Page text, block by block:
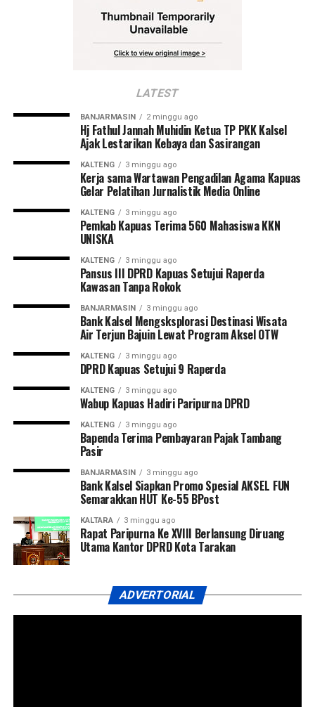
LATEST
BANJARMASIN 2 minggu ago
Hj Fathul Jannah Muhidin Ketua TP PKK Kalsel
Ajak Lestarikan Kebaya dan Sasirangan
KALTENG 3 minggu ago
Kerja sama Wartawan Pengadilan Agama Kapuas
Gelar Pelatihan Jurnalistik Media Online
KALTENG 3 minggu ago
Pemkab Kapuas Terima 560 Mahasiswa KKN
UNISKA
KALTENG 3 minggu ago
Pansus III DPRD Kapuas Setujui Raperda
Kawasan Tanpa Rokok
BANJARMASIN 3 minggu ago
Bank Kalsel Mengsksplorasi Destinasi Wisata
Air Terjun Bajuin Lewat Program Aksel OTW
KALTENG 3 minggu ago
DPRD Kapuas Setujui 9 Raperda
KALTENG 3 minggu ago
Wabup Kapuas Hadiri Paripurna DPRD
KALTENG 3 minggu ago
Bapenda Terima Pembayaran Pajak Tambang
Pasir
BANJARMASIN 3 minggu ago
Bank Kalsel Siapkan Promo Spesial AKSEL FUN
Semarakkan HUT Ke-55 BPost
KALTARA 3 minggu ago
Rapat Paripurna Ke XVIII Berlansung Diruang
Utama Kantor DPRD Kota Tarakan
ADVERTORIAL